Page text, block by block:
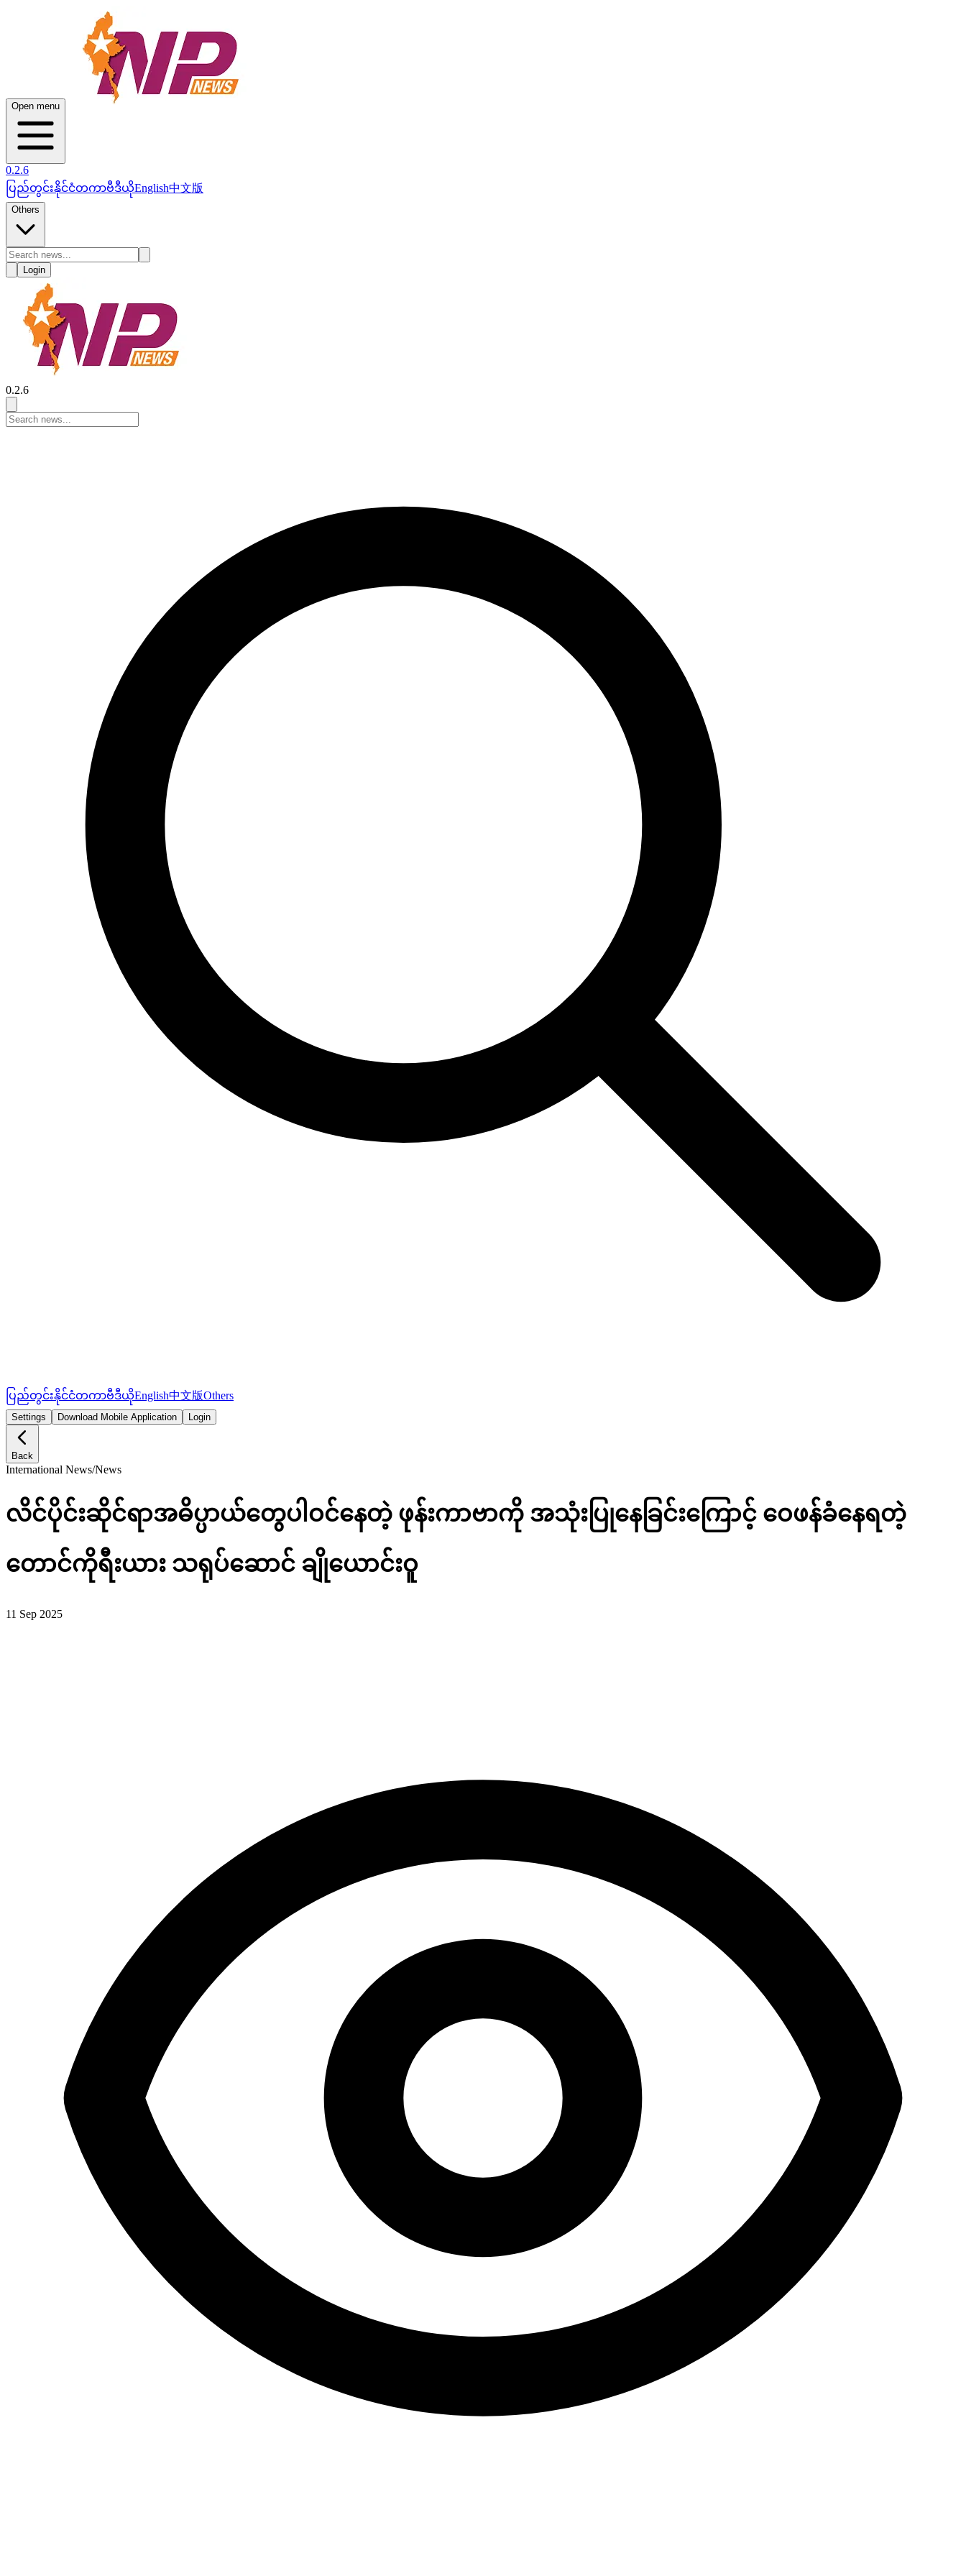
Open menu
0.2.6
ပြည်တွင်းနိုင်ငံတကာဗီဒီယိုEnglish中文版
Others
Login
0.2.6
ပြည်တွင်းနိုင်ငံတကာဗီဒီယိုEnglish中文版Others
Settings Download Mobile Application Login
Back
International News/News
လိင်ပိုင်းဆိုင်ရာအဓိပ္ပာယ်တွေပါဝင်နေတဲ့ ဖုန်းကာဗာကို အသုံးပြုနေခြင်းကြောင့် ဝေဖန်ခံနေရတဲ့
တောင်ကိုရီးယား သရုပ်ဆောင် ချိုယောင်းဝူ
11 Sep 2025